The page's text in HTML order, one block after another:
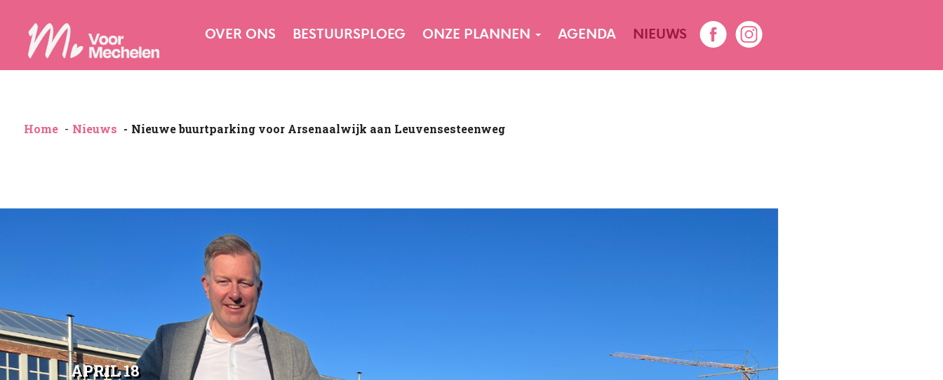
OVER ONS BESTUURSPLOEG ONZE PLANNEN AGENDA NIEUWS
Home Nieuws Nieuwe buurtparking voor Arsenaalwijk aan Leuvensesteenweg
APRIL 18